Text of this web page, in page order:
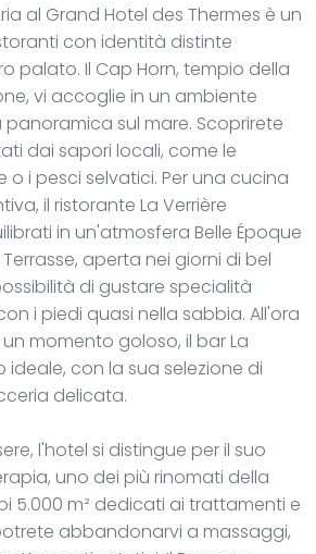
al Grand Hotel des Thermes è un
con identità distinte
palato. Il Cap Horn, tempio della
vi accoglie in un ambiente
sul mare. Scoprirete
dai sapori locali, come le
o i pesci selvatici. Per una cucina
il ristorante La Verrière
in un'atmosfera Belle Époque
aperta nei giorni di bel
di gustare specialità
i piedi quasi nella sabbia. All'ora
momento goloso, il bar La
ideale, con la sua selezione di
delicata.
l'hotel si distingue per il suo
uno dei più rinomati della
5.000 m² dedicati ai trattamenti e
abbandonarvi a massaggi,